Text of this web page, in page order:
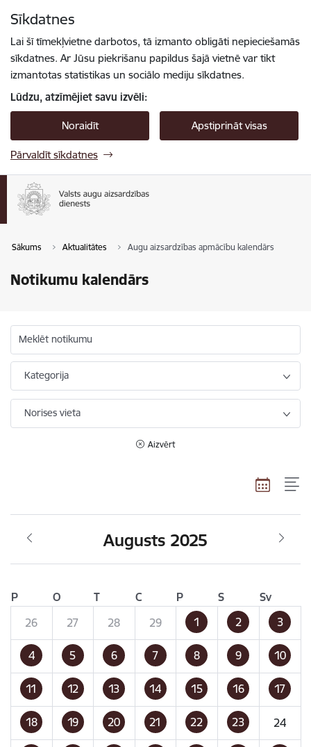
Sīkdatnes
Lai šī tīmekļvietne darbotos, tā izmanto obligāti nepieciešamās
sīkdatnes. Ar Jūsu piekrišanu papildus šajā vietnē var tikt
izmantotas statistikas un sociālo mediju sīkdatnes.
Lūdzu, atzīmējiet savu izvēli:
Noraidīt Apstiprināt visas
Pārvaldīt sīkdatnes
Sākums Aktualitātes Augu aizsardzības apmācību kalendārs
Notikumu kalendārs
Meklēt notikumu
Kategorija
Norises vieta
Aizvērt
Augusts 2025
P O T C P S
Sv
26
27 28 29 1 2 3
4 5 6 7 8 9 10
11 12 13 14 15 16 17
18 19 20 21 22 23 24